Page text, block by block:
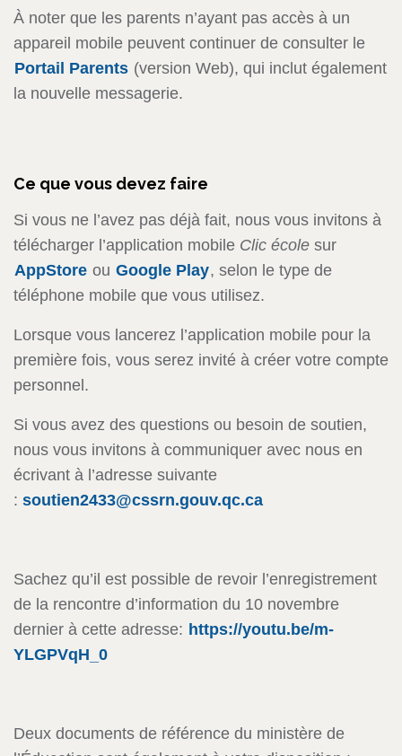
À noter que les parents n’ayant pas accès à un
appareil mobile peuvent continuer de consulter le
Portail Parents (version Web), qui inclut également
la nouvelle messagerie.
Ce que vous devez faire
Si vous ne l’avez pas déjà fait, nous vous invitons à
télécharger l’application mobile Clic école sur
AppStore ou Google Play, selon le type de
téléphone mobile que vous utilisez.
Lorsque vous lancerez l’application mobile pour la
première fois, vous serez invité à créer votre compte
personnel.
Si vous avez des questions ou besoin de soutien,
nous vous invitons à communiquer avec nous en
écrivant à l’adresse suivante
: soutien2433@cssrn.gouv.qc.ca
Sachez qu’il est possible de revoir l’enregistrement
de la rencontre d’information du 10 novembre
dernier à cette adresse: https://youtu.be/m-
YLGPVqH_0
Deux documents de référence du ministère de